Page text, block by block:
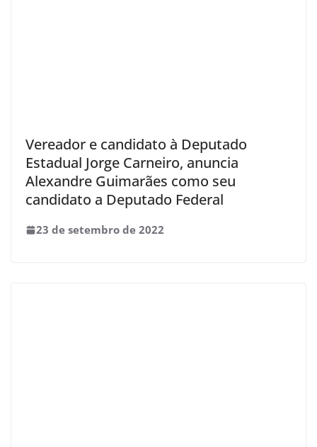
Vereador e candidato à Deputado
Estadual Jorge Carneiro, anuncia
Alexandre Guimarães como seu
candidato a Deputado Federal
23 de setembro de 2022